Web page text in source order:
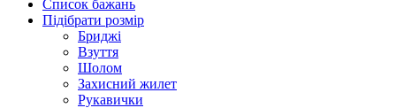
Список бажань
Підібрати розмір
Бриджі
Взуття
Шолом
Захисний жилет
Рукавички